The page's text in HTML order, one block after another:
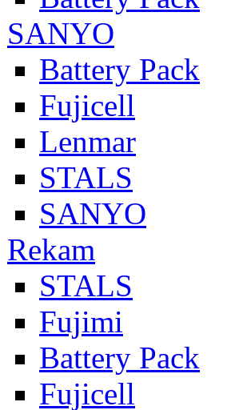
SANYO
Battery Pack
Fujicell
Lenmar
STALS
SANYO
Rekam
STALS
Fujimi
Battery Pack
Fujicell